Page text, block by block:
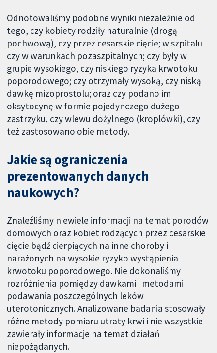
Odnotowaliśmy podobne wyniki niezależnie od
tego, czy kobiety rodziły naturalnie (drogą
pochwową), czy przez cesarskie cięcie; w szpitalu
czy w warunkach pozaszpitalnych; czy były w
grupie wysokiego, czy niskiego ryzyka krwotoku
poporodowego; czy otrzymały wysoką, czy niską
dawkę mizoprostolu; oraz czy podano im
oksytocynę w formie pojedynczego dużego
zastrzyku, czy wlewu dożylnego (kroplówki), czy
też zastosowano obie metody.
Jakie są ograniczenia
prezentowanych danych
naukowych?
Znaleźliśmy niewiele informacji na temat porodów
domowych oraz kobiet rodzących przez cesarskie
cięcie bądź cierpiących na inne choroby i
narażonych na wysokie ryzyko wystąpienia
krwotoku poporodowego. Nie dokonaliśmy
rozróżnienia pomiędzy dawkami i metodami
podawania poszczególnych leków
uterotonicznych. Analizowane badania stosowały
różne metody pomiaru utraty krwi i nie wszystkie
zawierały informacje na temat działań
niepożądanych.